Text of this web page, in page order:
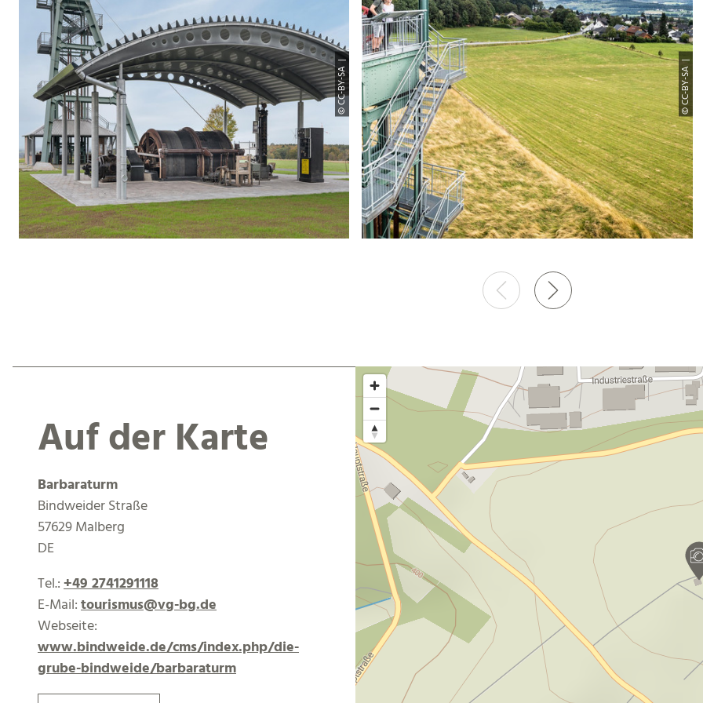
© CC-BY-SA | © CC-BY-SA |
Auf der Karte
Barbaraturm
Bindweider Straße
57629 Malberg
DE
Tel.:+49 2741291118
E-Mail:tourismus@vg-bg.de
Webseite:
www.bindweide.de/cms/index.php/die-
grube-bindweide/barbaraturm